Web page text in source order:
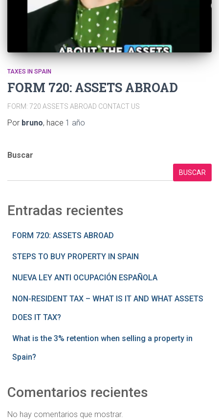
TAXES IN SPAIN
FORM 720: ASSETS ABROAD
FORM: 720 ASSETS ABROAD CONTACT US
Por bruno, hace 1 año
Buscar
BUSCAR
Entradas recientes
FORM 720: ASSETS ABROAD
STEPS TO BUY PROPERTY IN SPAIN
NUEVA LEY ANTI OCUPACIÓN ESPAÑOLA
NON-RESIDENT TAX – WHAT IS IT AND WHAT ASSETS
DOES IT TAX?
What is the 3% retention when selling a property in
Spain?
Comentarios recientes
No hay comentarios que mostrar.